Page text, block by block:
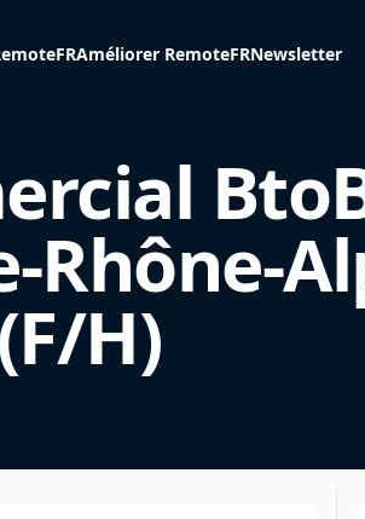
Améliorer RemoteFRNewsletter
Rhône-
(F/H)